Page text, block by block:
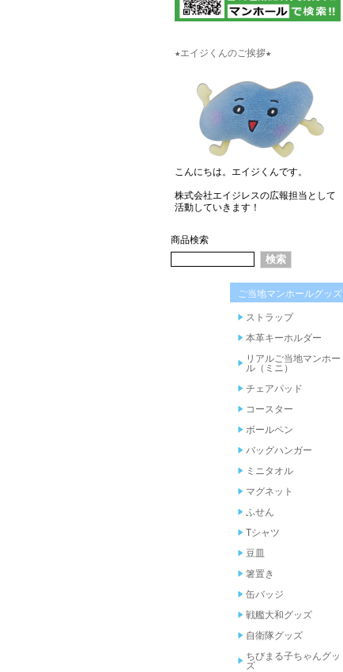
★エイジくんのご挨拶★
こんにちは。エイジくんです。
株式会社エイジレスの広報担当として
活動していきます！
商品検索
ご当地マンホールグッズ
ストラップ
本革キーホルダー
リアルご当地マンホー
ル（ミニ）
チェアパッド
コースター
ボールペン
バッグハンガー
ミニタオル
マグネット
ふせん
Tシャツ
豆皿
箸置き
缶バッジ
戦艦大和グッズ
自衛隊グッズ
ちびまる子ちゃんグッ
ズ